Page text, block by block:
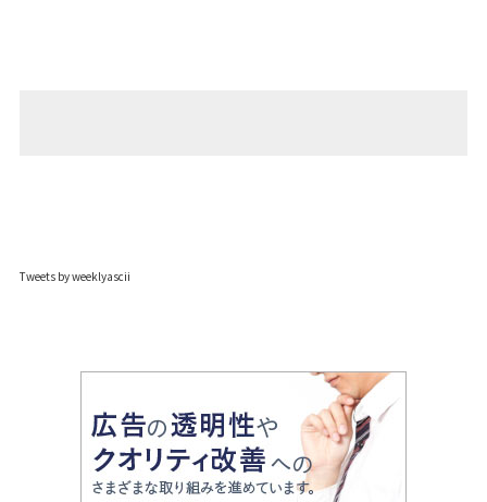
Tweets by weeklyascii